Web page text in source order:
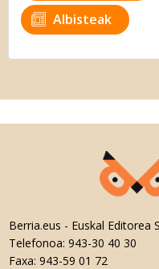
Albisteak
Berria.eus - Euskal Editorea
Telefonoa: 943-30 40 30
Faxa: 943-59 01 72